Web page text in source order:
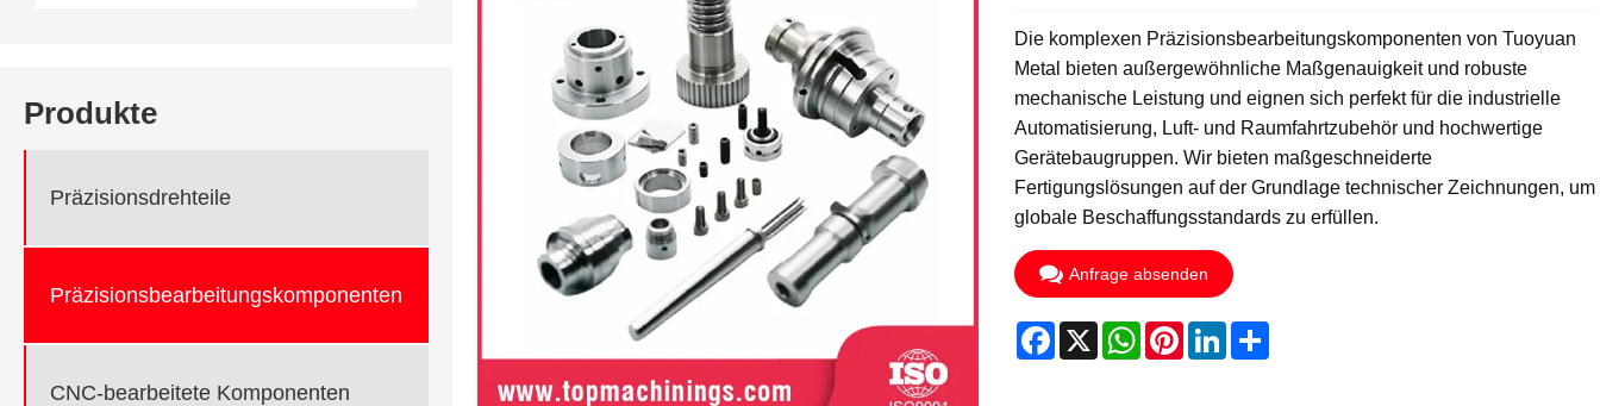
Produkte
Präzisionsdrehteile
Präzisionsbearbeitungskomponenten
CNC-bearbeitete Komponenten
Die komplexen Präzisionsbearbeitungskomponenten von Tuoyuan
Metal bieten außergewöhnliche Maßgenauigkeit und robuste
mechanische Leistung und eignen sich perfekt für die industrielle
Automatisierung, Luft- und Raumfahrtzubehör und hochwertige
Gerätebaugruppen. Wir bieten maßgeschneiderte
Fertigungslösungen auf der Grundlage technischer Zeichnungen, um
globale Beschaffungsstandards zu erfüllen.
Anfrage absenden
Facebook
X WhatsApp
PinterestLinkedInShare